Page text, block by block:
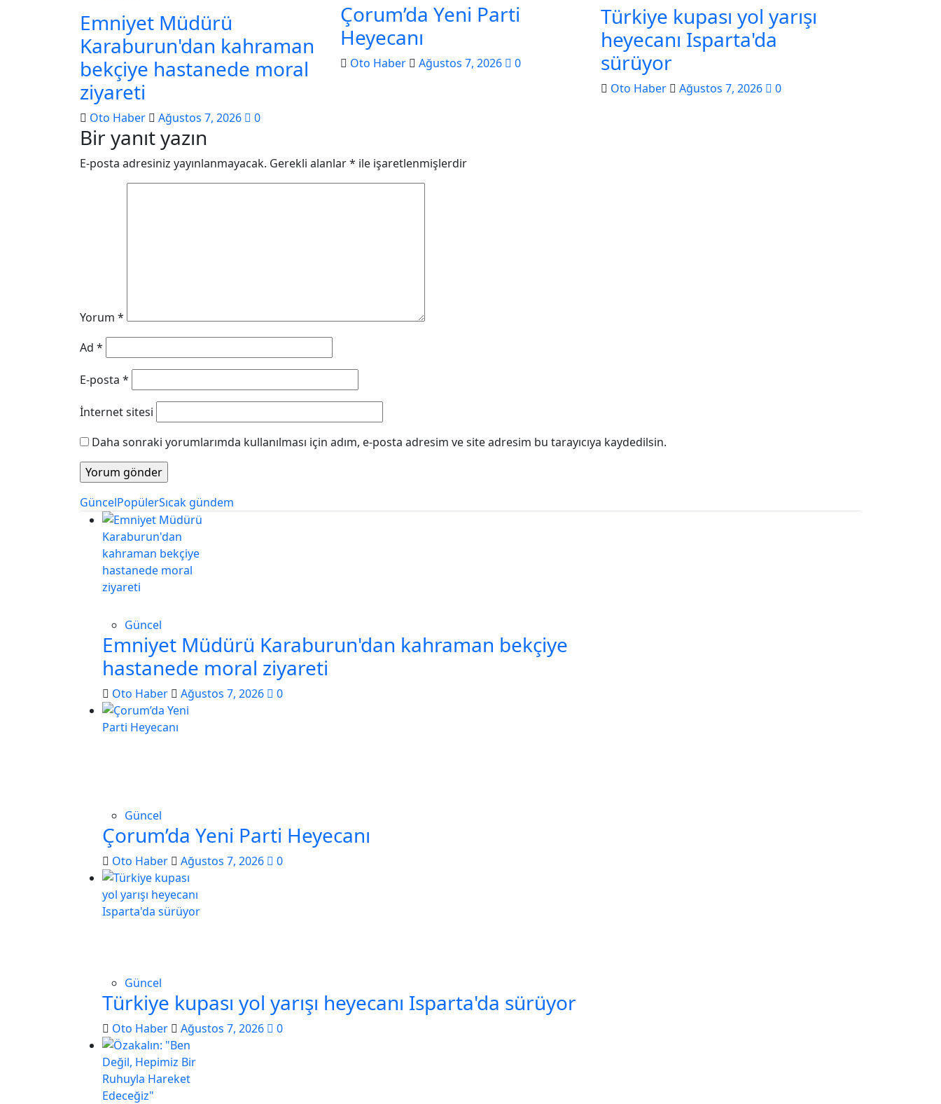
Emniyet Müdürü
Karaburun'dan kahraman
bekçiye hastanede moral
ziyareti
Oto Haber Ağustos 7, 2026 0
Çorum’da Yeni Parti
Heyecanı
Oto Haber Ağustos 7, 2026 0
Türkiye kupası yol yarışı
heyecanı Isparta'da
sürüyor
Oto Haber Ağustos 7, 2026 0
Bir yanıt yazın
E-posta adresiniz yayınlanmayacak. Gerekli alanlar* ile işaretlenmişlerdir
Yorum *
Ad *
E-posta *
İnternet sitesi
Daha sonraki yorumlarımda kullanılması için adım, e-posta adresim ve site adresim bu tarayıcıya kaydedilsin.
GüncelPopülerSıcak gündem
Güncel
Emniyet Müdürü Karaburun'dan kahraman bekçiye
hastanede moral ziyareti
Oto Haber Ağustos 7, 2026 0
Güncel
Çorum’da Yeni Parti Heyecanı
Oto Haber Ağustos 7, 2026 0
Güncel
Türkiye kupası yol yarışı heyecanı Isparta'da sürüyor
Oto Haber Ağustos 7, 2026 0